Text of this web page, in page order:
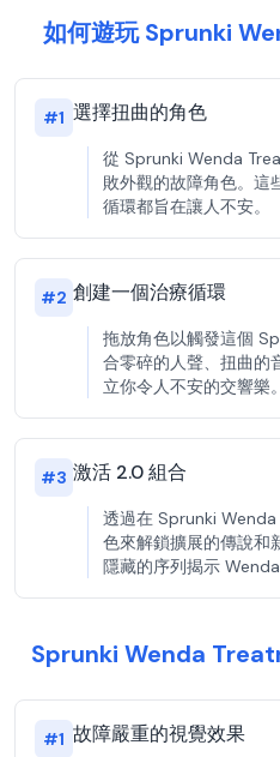
如何遊玩 Sprunki
#1 選擇扭曲的角色
從 Sprunki Wenda
敗外觀的故障角色。這
循環都旨在讓人不安。
#2 創建一個治療循環
拖放角色以觸發這個
合零碎的人聲、扭曲的
立你令人不安的交響樂。
#3 激活 2.0 組合
透過在 Sprunki
色來解鎖擴展的傳說和
隱藏的序列揭示
Sprunki Wenda
#1 故障嚴重的視覺效果